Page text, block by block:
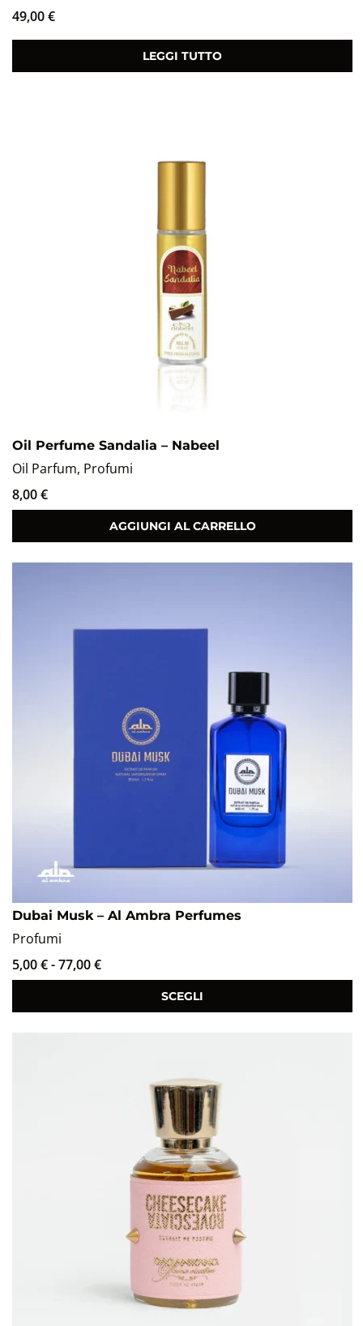
49,00€
LEGGI TUTTO
Oil Perfume Sandalia – Nabeel
Oil Parfum, Profumi
8,00€
AGGIUNGI AL CARRELLO
Dubai Musk – Al Ambra Perfumes
Profumi
5,00€-77,00€
SCEGLI